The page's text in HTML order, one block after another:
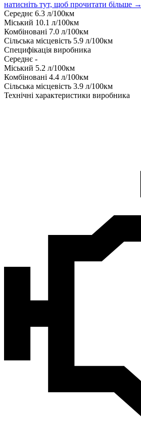
натисніть тут, щоб прочитати більше →
Середнє 6.3 л/100км
Міський 10.1 л/100км
Комбіновані 7.0 л/100км
Сільська місцевість 5.9 л/100км
Специфікація виробника
Середнє -
Міський 5.2 л/100км
Комбіновані 4.4 л/100км
Сільська місцевість 3.9 л/100км
Технічні характеристики виробника